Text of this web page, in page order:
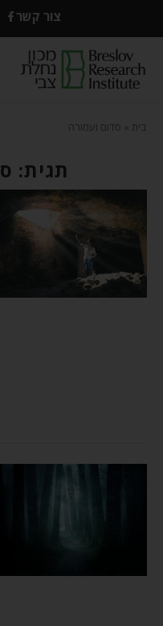
צור קשר
בית סדום ועמורה
תגית: